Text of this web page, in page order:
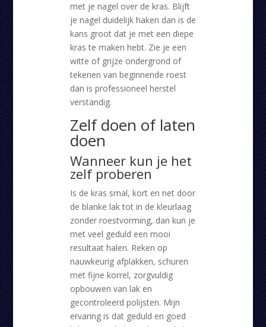
met je nagel over de kras. Blijft
je nagel duidelijk haken dan is de
kans groot dat je met een diepe
kras te maken hebt. Zie je een
witte of grijze ondergrond of
tekenen van beginnende roest
dan is professioneel herstel
verstandig.
Zelf doen of laten
doen
Wanneer kun je het
zelf proberen
Is de kras smal, kort en net door
de blanke lak tot in de kleurlaag
zonder roestvorming, dan kun je
met veel geduld een mooi
resultaat halen. Reken op
nauwkeurig afplakken, schuren
met fijne korrel, zorgvuldig
opbouwen van lak en
gecontroleerd polijsten. Mijn
ervaring is dat geduld en goed